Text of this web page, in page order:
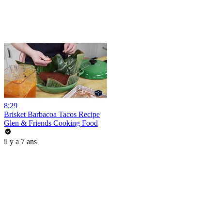
8:29
Brisket Barbacoa Tacos Recipe
Glen & Friends Cooking Food
il y a 7 ans